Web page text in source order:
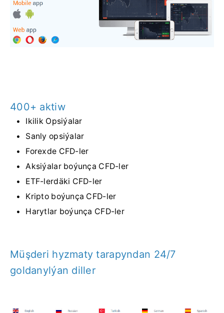
400+ aktiw
Ikilik Opsiýalar
Sanly opsiýalar
Forexde CFD-ler
Aksiýalar boýunça CFD-ler
ETF-lerdäki CFD-ler
Kripto boýunça CFD-ler
Harytlar boýunça CFD-ler
Müşderi hyzmaty tarapyndan 24/7
goldanylýan diller